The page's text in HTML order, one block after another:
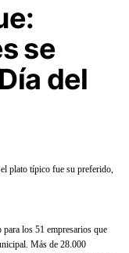
se
del
plato típico fue su preferido,
los 51 empresarios que
Más de 28.000